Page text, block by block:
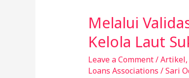
Melalui
Kelola Laut
Leave a Comment/Artikel,
Loans Associations /Sari
Melalui
Peta
Partisipatif,
Japesda